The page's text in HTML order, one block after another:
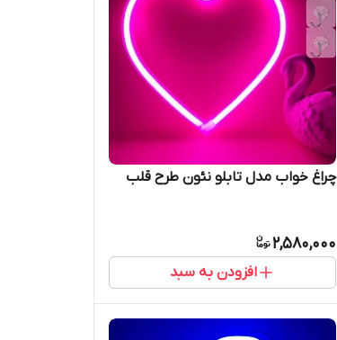
چراغ خواب مدل تابلو نئون طرح قلب
2,580,000
افزودن به سبد